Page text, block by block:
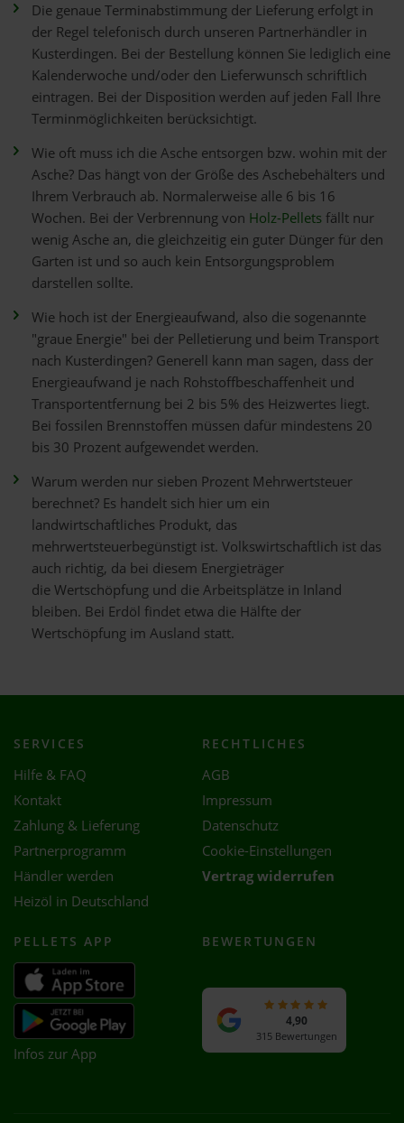
Die genaue Terminabstimmung der Lieferung erfolgt in
der Regel telefonisch durch unseren Partnerhändler in
Kusterdingen. Bei der Bestellung können Sie lediglich eine
Kalenderwoche und/oder den Lieferwunsch schriftlich
eintragen. Bei der Disposition werden auf jeden Fall Ihre
Terminmöglichkeiten berücksichtigt.
Wie oft muss ich die Asche entsorgen bzw. wohin mit der
Asche? Das hängt von der Größe des Aschebehälters und
Ihrem Verbrauch ab. Normalerweise alle 6 bis 16
Wochen. Bei der Verbrennung von Holz-Pelletsfällt nur
wenig Asche an, die gleichzeitig ein guter Dünger für den
Garten ist und so auch kein Entsorgungsproblem
darstellen sollte.
Wie hoch ist der Energieaufwand, also die sogenannte
"graue Energie" bei der Pelletierung und beim Transport
nach Kusterdingen? Generell kann man sagen, dass der
Energieaufwand je nach Rohstoffbeschaffenheit und
Transportentfernung bei 2 bis 5% des Heizwertes liegt.
Bei fossilen Brennstoffen müssen dafür mindestens 20
bis 30 Prozent aufgewendet werden.
Warum werden nur sieben Prozent Mehrwertsteuer
berechnet? Es handelt sich hier um ein
landwirtschaftliches Produkt, das
mehrwertsteuerbegünstigt ist. Volkswirtschaftlich ist das
auch richtig, da bei diesem Energieträger
die Wertschöpfung und die Arbeitsplätze in Inland
bleiben. Bei Erdöl findet etwa die Hälfte der
Wertschöpfung im Ausland statt.
SERVICES
Hilfe & FAQ
Kontakt
Zahlung & Lieferung
Partnerprogramm
Händler werden
Heizöl in Deutschland
RECHTLICHES
AGB
Impressum
Datenschutz
Cookie-Einstellungen
Vertrag widerrufen
PELLETS APP
Infos zur App
BEWERTUNGEN
4,90
315 Bewertungen